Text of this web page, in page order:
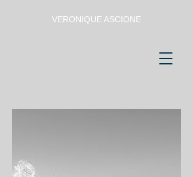
VERONIQUE ASCIONE